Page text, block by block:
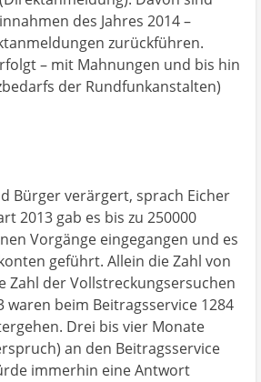
des Jahres 2014 –
zurückführen.
– mit Mahnungen und bis hin
der Rundfunkanstalten)
Bürger verärgert, sprach Eicher
2013 gab es bis zu 250000
Vorgänge eingegangen und es
geführt. Allein die Zahl von
Zahl der Vollstreckungsersuchen
beim Beitragsservice 1284
Drei bis vier Monate
an den Beitragsservice
immerhin eine Antwort